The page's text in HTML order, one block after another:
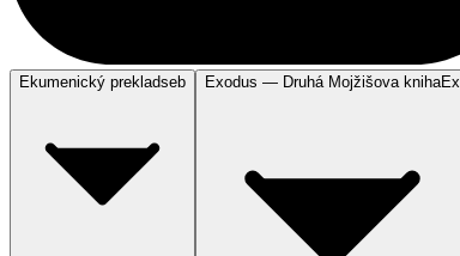
Ekumenický prekladseb Exodus — Druhá Mojžišova knihaEx